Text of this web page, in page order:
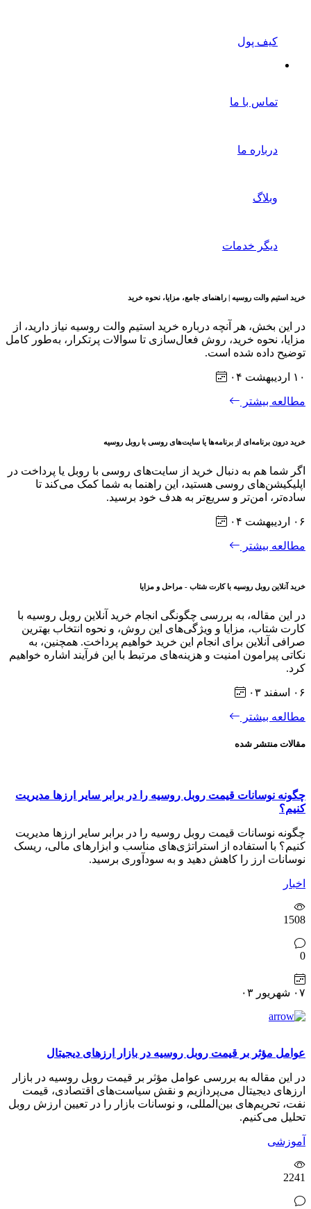
کیف پول
تماس با ما
درباره ما
وبلاگ
دیگر خدمات
خرید استیم والت روسیه | راهنمای جامع، مزایا، نحوه خرید
در این بخش، هر آنچه درباره خرید استیم والت روسیه نیاز دارید، از
مزایا، نحوه خرید، روش فعال‌سازی تا سوالات پرتکرار، به‌طور کامل
توضیح داده شده است.
۱۰ اردیبهشت ۰۴
مطالعه بیشتر
خرید درون برنامه‌ای از برنامه‌ها یا سایت‌های روسی با روبل روسیه
اگر شما هم به دنبال خرید از سایت‌های روسی با روبل یا پرداخت در
اپلیکیشن‌های روسی هستید، این راهنما به شما کمک می‌کند تا
ساده‌تر، امن‌تر و سریع‌تر به هدف خود برسید.
۰۶ اردیبهشت ۰۴
مطالعه بیشتر
خرید آنلاین روبل روسیه با کارت شتاب - مراحل و مزایا
در این مقاله، به بررسی چگونگی انجام خرید آنلاین روبل روسیه با
کارت شتاب، مزایا و ویژگی‌های این روش، و نحوه انتخاب بهترین
صرافی آنلاین برای انجام این خرید خواهیم پرداخت. همچنین، به
نکاتی پیرامون امنیت و هزینه‌های مرتبط با این فرآیند اشاره خواهیم
کرد.
۰۶ اسفند ۰۳
مطالعه بیشتر
مقالات منتشر شده
چگونه نوسانات قیمت روبل روسیه را در برابر سایر ارزها مدیریت
کنیم؟
چگونه نوسانات قیمت روبل روسیه را در برابر سایر ارزها مدیریت
کنیم؟ با استفاده از استراتژی‌های مناسب و ابزارهای مالی، ریسک
نوسانات ارز را کاهش دهید و به سودآوری برسید.
اخبار
1508
0
۰۷ شهریور ۰۳
عوامل مؤثر بر قیمت روبل روسیه در بازار ارزهای دیجیتال
در این مقاله به بررسی عوامل مؤثر بر قیمت روبل روسیه در بازار
ارزهای دیجیتال می‌پردازیم و نقش سیاست‌های اقتصادی، قیمت
نفت، تحریم‌های بین‌المللی، و نوسانات بازار را در تعیین ارزش روبل
تحلیل می‌کنیم.
آموزشی
2241